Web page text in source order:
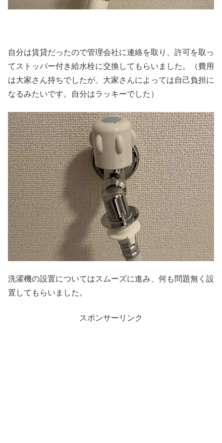
自分は賃貸だったので管理会社に連絡を取り、許可を取っ
てストッパー付き給水栓に交換してもらいました。（費用
は大家さん持ちでしたが、大家さんによっては自己負担に
なるみたいです。自分はラッキーでした）
洗濯機の設置についてはスムーズに進み、何も問題無く設
置してもらいました。
スポンサーリンク